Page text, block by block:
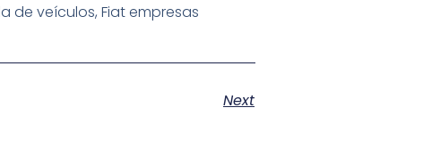
de veículos, Fiat empresas
Next